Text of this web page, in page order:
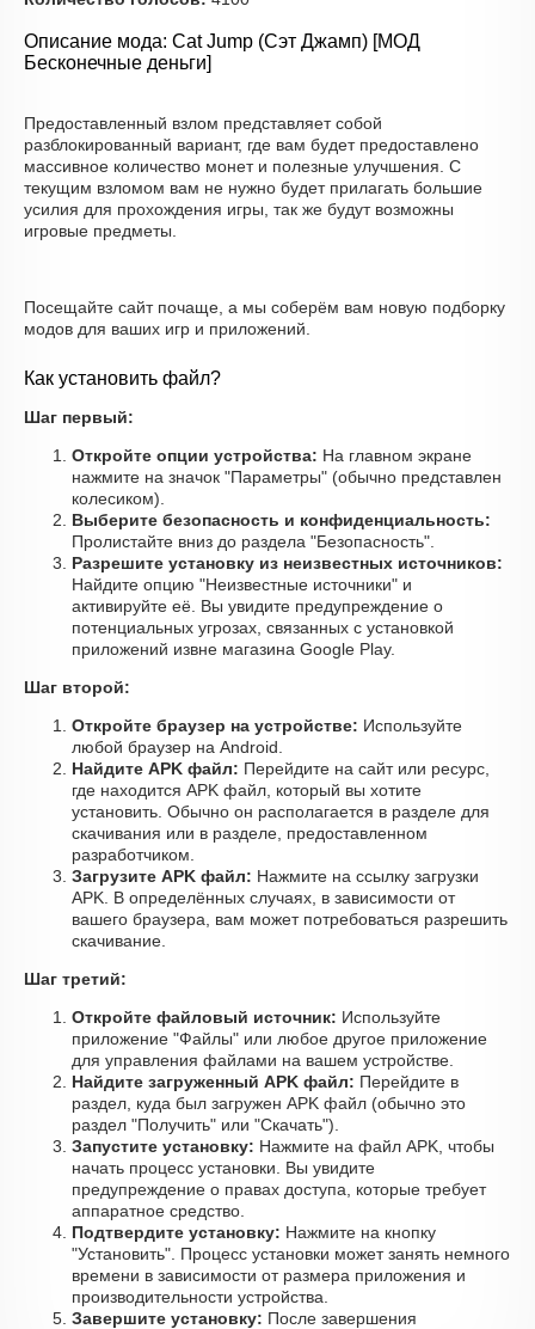
Описание мода: Cat Jump (Сэт Джамп) [МОД
Бесконечные деньги]
Предоставленный взлом представляет собой
разблокированный вариант, где вам будет предоставлено
массивное количество монет и полезные улучшения. С
текущим взломом вам не нужно будет прилагать большие
усилия для прохождения игры, так же будут возможны
игровые предметы.
Посещайте сайт почаще, а мы соберём вам новую подборку
модов для ваших игр и приложений.
Как установить файл?
Шаг первый:
Откройте опции устройства: На главном экране
нажмите на значок "Параметры" (обычно представлен
колесиком).
Выберите безопасность и конфиденциальность:
Пролистайте вниз до раздела "Безопасность".
Разрешите установку из неизвестных источников:
Найдите опцию "Неизвестные источники" и
активируйте её. Вы увидите предупреждение о
потенциальных угрозах, связанных с установкой
приложений извне магазина Google Play.
Шаг второй:
Откройте браузер на устройстве: Используйте
любой браузер на Android.
Найдите APK файл: Перейдите на сайт или ресурс,
где находится APK файл, который вы хотите
установить. Обычно он располагается в разделе для
скачивания или в разделе, предоставленном
разработчиком.
Загрузите APK файл: Нажмите на ссылку загрузки
APK. В определённых случаях, в зависимости от
вашего браузера, вам может потребоваться разрешить
скачивание.
Шаг третий:
Откройте файловый источник: Используйте
приложение "Файлы" или любое другое приложение
для управления файлами на вашем устройстве.
Найдите загруженный APK файл: Перейдите в
раздел, куда был загружен APK файл (обычно это
раздел "Получить" или "Скачать").
Запустите установку: Нажмите на файл APK, чтобы
начать процесс установки. Вы увидите
предупреждение о правах доступа, которые требует
аппаратное средство.
Подтвердите установку: Нажмите на кнопку
"Установить". Процесс установки может занять немного
времени в зависимости от размера приложения и
производительности устройства.
Завершите установку: После завершения